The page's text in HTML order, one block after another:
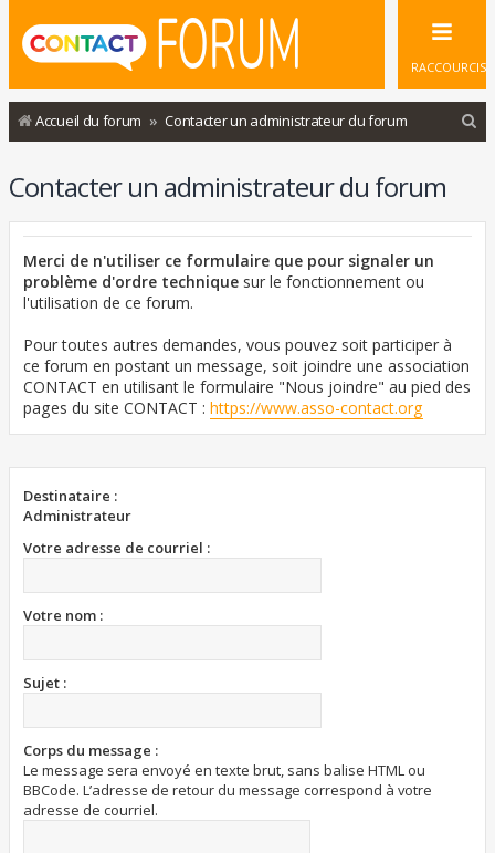
RACCOURCIS
Accueil du forum Contacter un administrateur du forum
Contacter un administrateur du forum
Merci de n'utiliser ce formulaire que pour signaler un
problème d'ordre technique sur le fonctionnement ou
l'utilisation de ce forum.
Pour toutes autres demandes, vous pouvez soit participer à
ce forum en postant un message, soit joindre une association
CONTACT en utilisant le formulaire "Nous joindre" au pied des
pages du site CONTACT : https://www.asso-contact.org
Destinataire :
Administrateur
Votre adresse de courriel :
Votre nom :
Sujet :
Corps du message :
Le message sera envoyé en texte brut, sans balise HTML ou
BBCode. L’adresse de retour du message correspond à votre
adresse de courriel.